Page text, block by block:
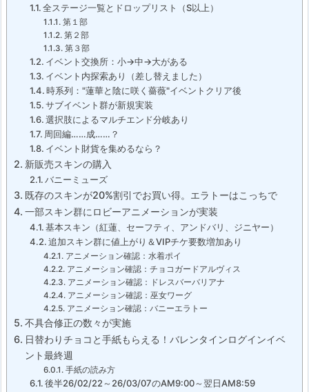
全ステージ一覧とドロップリスト（S以上）
第１部
第２部
第３部
イベント交換所：小→中→大がある
イベント内探索あり（差し替えました）
時系列："蓮華と陰に咲く薔薇"イベントクリア後
サブイベント群が新規実装
選択肢によるマルチエンド分岐あり
周回編……成……？
イベント財貨を集めるなら？
新販売スキンの購入
バニーミューズ
既存のスキンが20%割引でお買い得。エラトーはこっちで
一部スキン群にロビーアニメーションが実装
基本スキン（紅蓮、セーフティ、アンドバリ、ジニヤー）
追加スキン群に値上がり＆VIPチケ要数増加あり
アニメーション確認：水着ポイ
アニメーション確認：チョコガードアルヴィス
アニメーション確認：ドレスバーバリアナ
アニメーション確認：巫女ワーグ
アニメーション確認：バニーエラトー
不具合修正の数々が実施
日替わりチョコと手紙もらえる！バレンタインログインイベ
ント最終週
手紙の読み方
後半26/02/22～26/03/07のAM9:00～翌日AM8:59